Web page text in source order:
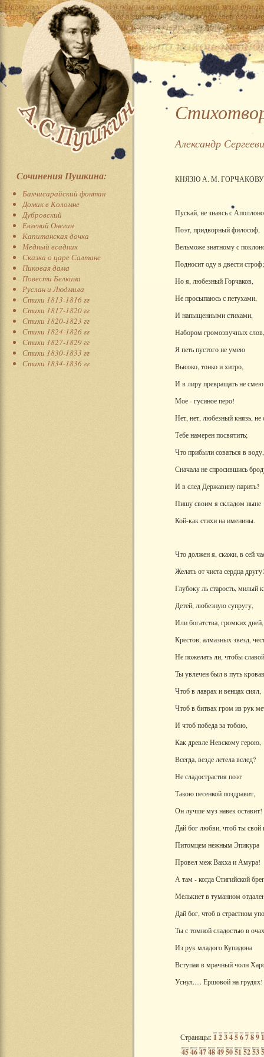
Сочинения Пушкина:
Бахчисарайский фонтан
Домик в Коломне
Дубровский
Евгений Онегин
Капитанская дочка
Медный всадник
Сказка о царе Салтане
Пиковая дама
Повести Белкина
Руслан и Людмила
Стихи 1813-1816 гг
Стихи 1817-1820 гг
Стихи 1820-1823 гг
Стихи 1824-1826 гг
Стихи 1827-1829 гг
Стихи 1830-1833 гг
Стихи 1834-1836 гг
Александр
КНЯЗЮ А. М.
Пускай, не знаясь с
Поэт, придворный философ,
Вельможе знатному с
Подносит оду в двести строф;
Но я, любезный Горчаков,
Не просыпаюсь с петухами,
И напыщенными стихами,
Набором громозвучных слов,
Я петь пустого не умею
Высоко, тонко и хитро,
И в лиру превращать не смею
Мое - гусиное перо!
Нет, нет, любезный князь, не
Тебе намерен посвятить;
Что прибыли соваться в воду,
Сначала не спросившись
И в след Державину парить?
Пишу своим я складом ныне
Кой-как стихи на именины.
Что должен я, скажи, в сей
Желать от чиста сердца
Глубоку ль старость, милый
Детей, любезную супругу,
Или богатства, громких дней,
Крестов, алмазных звезд,
Не пожелать ли, чтобы славой
Ты увлечен был в путь
Чтоб в лаврах и венцах сиял,
Чтоб в битвах гром из рук
И чтоб победа за тобою,
Как древле Невскому герою,
Всегда, везде летела вслед?
Не сладострастия поэт
Такою песенкой поздравит,
Он лучше муз навек оставит!
Дай бог любви, чтоб ты свой
Питомцем нежным Эпикура
Провел меж Вакха и Амура!
А там - когда Стигийской брег
Мелькнет в туманном
Дай бог, чтоб в страстном
Ты с томной сладостью в
Из рук младого Купидона
Вступая в мрачный чолн
Уснул..... Ершовой на грудях!
Страницы:1 23456789
454647484950515253